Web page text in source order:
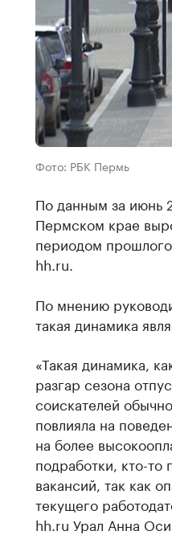
Фото: РБК Пермь
По данным за июнь
Пермском крае
периодом
hh.ru.
По мнению
такая динамика
«Такая динамика,
разгар сезона
соискателей
повлияла на
на более
подработки, кто-то
вакансий, так как
текущего
hh.ru Урал Анна